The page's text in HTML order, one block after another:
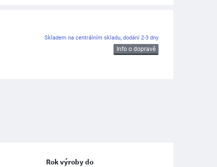
Skladem na centrálním skladu, dodání 2-3 dny
Info o dopravě
Rok výroby do